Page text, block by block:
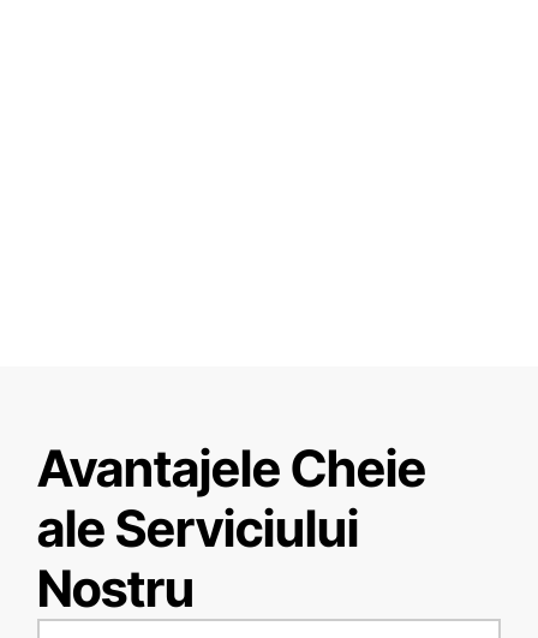
Avantajele Cheie
ale Serviciului
Nostru